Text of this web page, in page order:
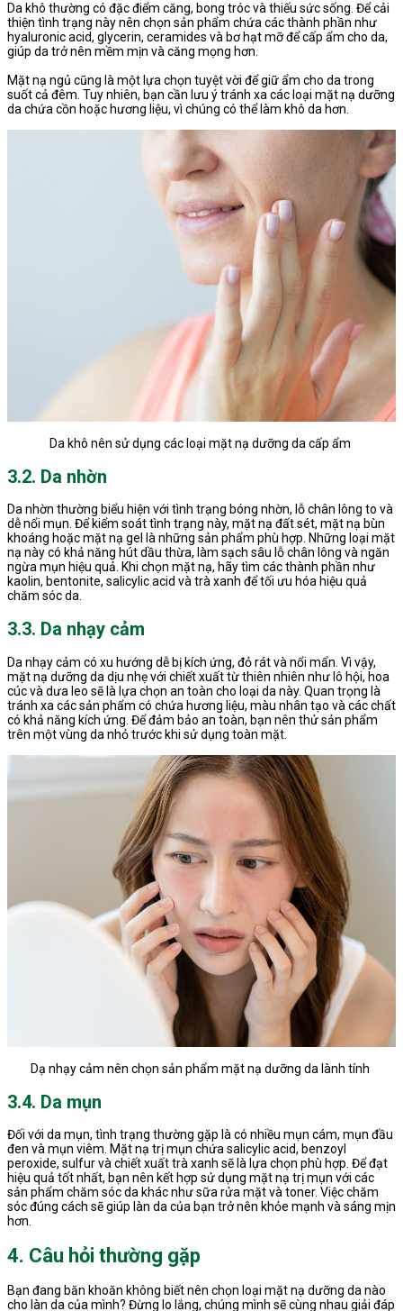
Da khô thường có đặc điểm căng, bong tróc và thiếu sức sống. Để cải
thiện tình trạng này nên chọn sản phẩm chứa các thành phần như
hyaluronic acid, glycerin, ceramides và bơ hạt mỡ để cấp ẩm cho da,
giúp da trở nên mềm mịn và căng mọng hơn.
Mặt nạ ngủ cũng là một lựa chọn tuyệt vời để giữ ẩm cho da trong
suốt cả đêm. Tuy nhiên, bạn cần lưu ý tránh xa các loại mặt nạ dưỡng
da chứa cồn hoặc hương liệu, vì chúng có thể làm khô da hơn.
Da khô nên sử dụng các loại mặt nạ dưỡng da cấp ẩm
3.2. Da nhờn
Da nhờn thường biểu hiện với tình trạng bóng nhờn, lỗ chân lông to và
dễ nổi mụn. Để kiểm soát tình trạng này, mặt nạ đất sét, mặt nạ bùn
khoáng hoặc mặt nạ gel là những sản phẩm phù hợp. Những loại mặt
nạ này có khả năng hút dầu thừa, làm sạch sâu lỗ chân lông và ngăn
ngừa mụn hiệu quả. Khi chọn mặt nạ, hãy tìm các thành phần như
kaolin, bentonite, salicylic acid và trà xanh để tối ưu hóa hiệu quả
chăm sóc da.
3.3. Da nhạy cảm
Da nhạy cảm có xu hướng dễ bị kích ứng, đỏ rát và nổi mẩn. Vì vậy,
mặt nạ dưỡng da dịu nhẹ với chiết xuất từ thiên nhiên như lô hội, hoa
cúc và dưa leo sẽ là lựa chọn an toàn cho loại da này. Quan trọng là
tránh xa các sản phẩm có chứa hương liệu, màu nhân tạo và các chất
có khả năng kích ứng. Để đảm bảo an toàn, bạn nên thử sản phẩm
trên một vùng da nhỏ trước khi sử dụng toàn mặt.
Dạ nhạy cảm nên chọn sản phẩm mặt nạ dưỡng da lành tính
3.4. Da mụn
Đối với da mụn, tình trạng thường gặp là có nhiều mụn cám, mụn đầu
đen và mụn viêm. Mặt nạ trị mụn chứa salicylic acid, benzoyl
peroxide, sulfur và chiết xuất trà xanh sẽ là lựa chọn phù hợp. Để đạt
hiệu quả tốt nhất, bạn nên kết hợp sử dụng mặt nạ trị mụn với các
sản phẩm chăm sóc da khác như sữa rửa mặt và toner. Việc chăm
sóc đúng cách sẽ giúp làn da của bạn trở nên khỏe mạnh và sáng mịn
hơn.
4. Câu hỏi thường gặp
Bạn đang băn khoăn không biết nên chọn loại mặt nạ dưỡng da nào
cho làn da của mình? Đừng lo lắng, chúng mình sẽ cùng nhau giải đáp